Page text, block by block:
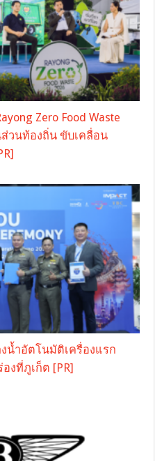
Zero Food Waste
วนท้องถิ่น ขับเคลื่อน
น้ำอัตโนมัติเครื่องแรก
งที่ภูเก็ต [PR]